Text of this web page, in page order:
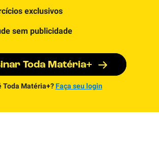
exclusivos
sem publicidade
Toda Matéria+
Toda Matéria+? Faça seu login